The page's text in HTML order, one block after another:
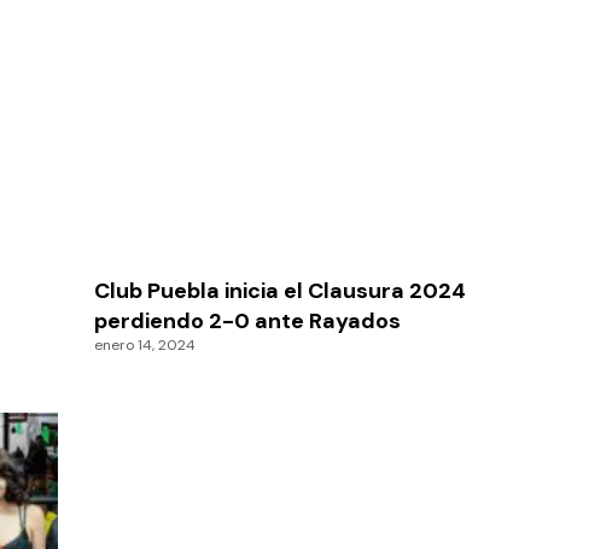
Club Puebla inicia el Clausura 2024
perdiendo 2-0 ante Rayados
enero 14, 2024